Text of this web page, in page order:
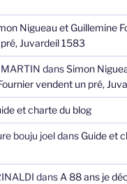
Nigueau et Guillemine
Juvardeil 1583
dansSimon
vendent un pré,
et charte du blog
bouju joeldans Guide et
dans A 88 ans je